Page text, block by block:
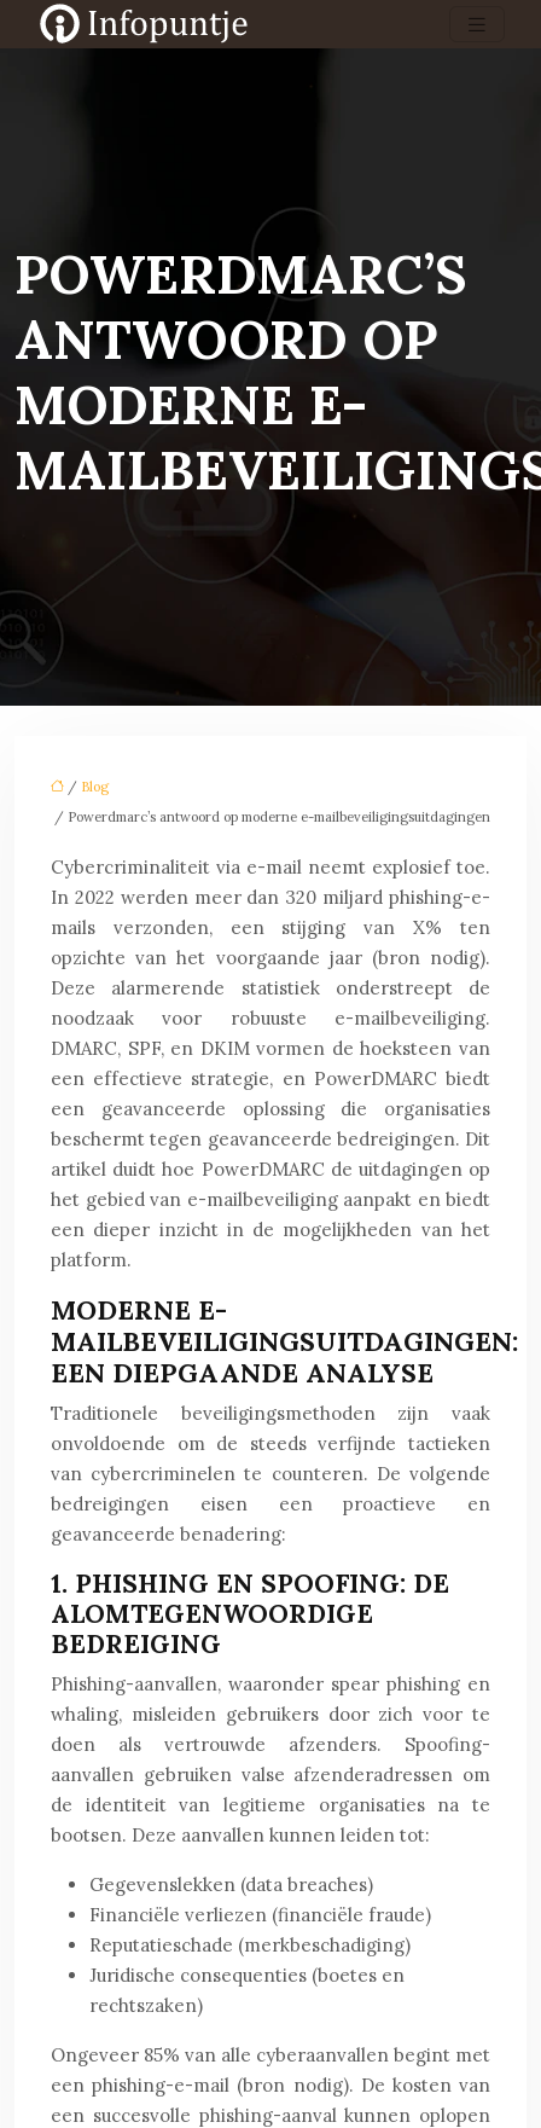
POWERDMARC’S
ANTWOORD OP
MODERNE E-
/ Blog
/ Powerdmarc’s antwoord op moderne e-mailbeveiligingsuitdagingen
Cybercriminaliteit via e-mail neemt explosief toe.
In 2022 werden meer dan 320 miljard phishing-e-
mails verzonden, een stijging van X% ten
opzichte van het voorgaande jaar (bron nodig).
Deze alarmerende statistiek onderstreept de
noodzaak voor robuuste e-mailbeveiliging.
DMARC, SPF, en DKIM vormen de hoeksteen van
een effectieve strategie, en PowerDMARC biedt
een geavanceerde oplossing die organisaties
beschermt tegen geavanceerde bedreigingen. Dit
artikel duidt hoe PowerDMARC de uitdagingen op
het gebied van e-mailbeveiliging aanpakt en biedt
een dieper inzicht in de mogelijkheden van het
platform.
MODERNE E-
MAILBEVEILIGINGSUITDAGINGEN:
EEN DIEPGAANDE ANALYSE
Traditionele beveiligingsmethoden zijn vaak
onvoldoende om de steeds verfijnde tactieken
van cybercriminelen te counteren. De volgende
bedreigingen eisen een proactieve en
geavanceerde benadering:
1. PHISHING EN SPOOFING: DE
ALOMTEGENWOORDIGE
BEDREIGING
Phishing-aanvallen, waaronder spear phishing en
whaling, misleiden gebruikers door zich voor te
doen als vertrouwde afzenders. Spoofing-
aanvallen gebruiken valse afzenderadressen om
de identiteit van legitieme organisaties na te
bootsen. Deze aanvallen kunnen leiden tot:
Gegevenslekken (data breaches)
Financiële verliezen (financiële fraude)
Reputatieschade (merkbeschadiging)
Juridische consequenties (boetes en
rechtszaken)
Ongeveer 85% van alle cyberaanvallen begint met
een phishing-e-mail (bron nodig). De kosten van
een succesvolle phishing-aanval kunnen oplopen